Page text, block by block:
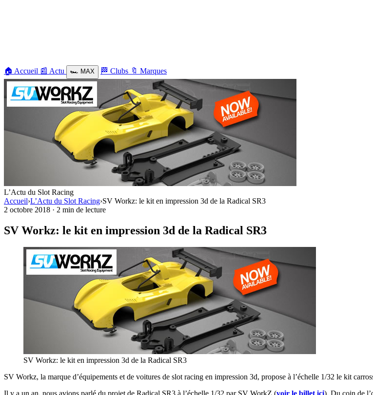
🏠 Accueil 📰 Actu 🏎️ MAX 🏁 Clubs 🔖 Marques
L’Actu du Slot Racing
Accueil›L’Actu du Slot Racing›SV Workz: le kit en impression 3d de la Radical SR3
2 octobre 2018 · 2 min de lecture
SV Workz: le kit en impression 3d de la Radical SR3
SV Workz: le kit en impression 3d de la Radical SR3
SV Workz, la marque d’équipements et de voitures de slot racing en impression 3d, propose à l’échelle 1/32 le kit
Il y a un an, nous avions parlé du projet de Radical SR3 à l’échelle 1/32 par SV WorkZ (voir le billet ici). Du coin de